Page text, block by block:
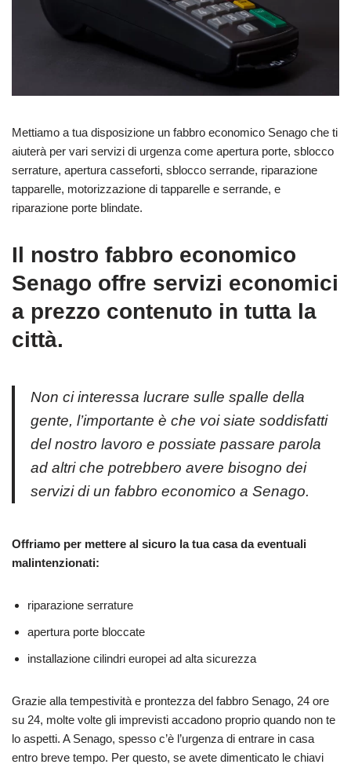
Mettiamo a tua disposizione un fabbro economico Senago che ti
aiuterà per vari servizi di urgenza come apertura porte, sblocco
serrature, apertura casseforti, sblocco serrande, riparazione
tapparelle, motorizzazione di tapparelle e serrande, e
riparazione porte blindate.
Il nostro fabbro economico
Senago offre servizi economici
a prezzo contenuto in tutta la
città.
Non ci interessa lucrare sulle spalle della
gente, l’importante è che voi siate soddisfatti
del nostro lavoro e possiate passare parola
ad altri che potrebbero avere bisogno dei
servizi di un fabbro economico a Senago.
Offriamo per mettere al sicuro la tua casa da eventuali
malintenzionati:
riparazione serrature
apertura porte bloccate
installazione cilindri europei ad alta sicurezza
Grazie alla tempestività e prontezza del fabbro Senago, 24 ore
su 24, molte volte gli imprevisti accadono proprio quando non te
lo aspetti. A Senago, spesso c’è l’urgenza di entrare in casa
entro breve tempo. Per questo, se avete dimenticato le chiavi